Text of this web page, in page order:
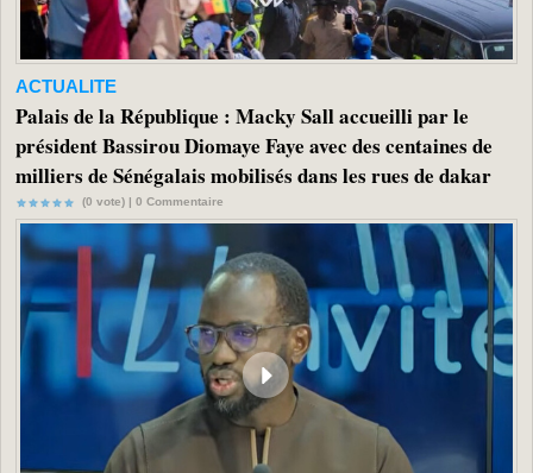
ACTUALITE
Palais de la République : Macky Sall accueilli par le
président Bassirou Diomaye Faye avec des centaines de
milliers de Sénégalais mobilisés dans les rues de dakar
(0 vote) | 0 Commentaire